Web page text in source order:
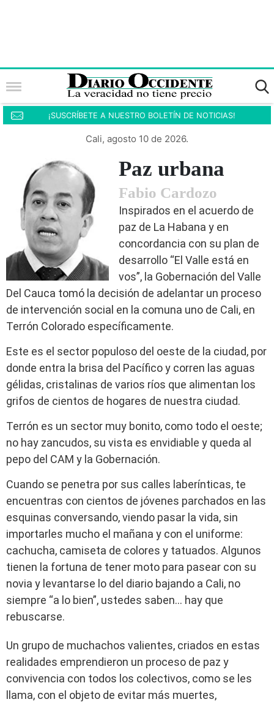
¡SUSCRÍBETE A NUESTRO BOLETÍN DE NOTICIAS!
Cali, agosto 10 de 2026.
Paz urbana
Fabio Cardozo
Inspirados en el acuerdo de
paz de La Habana y en
concordancia con su plan de
desarrollo “El Valle está en
vos”, la Gobernación del Valle
Del Cauca tomó la decisión de adelantar un proceso
de intervención social en la comuna uno de Cali, en
Terrón Colorado específicamente.
Este es el sector populoso del oeste de la ciudad, por
donde entra la brisa del Pacífico y corren las aguas
gélidas, cristalinas de varios ríos que alimentan los
grifos de cientos de hogares de nuestra ciudad.
Terrón es un sector muy bonito, como todo el oeste;
no hay zancudos, su vista es envidiable y queda al
pepo del CAM y la Gobernación.
Cuando se penetra por sus calles laberínticas, te
encuentras con cientos de jóvenes parchados en las
esquinas conversando, viendo pasar la vida, sin
importarles mucho el mañana y con el uniforme:
cachucha, camiseta de colores y tatuados. Algunos
tienen la fortuna de tener moto para pasear con su
novia y levantarse lo del diario bajando a Cali, no
siempre “a lo bien”, ustedes saben… hay que
rebuscarse.
Un grupo de muchachos valientes, criados en estas
realidades emprendieron un proceso de paz y
convivencia con todos los colectivos, como se les
llama, con el objeto de evitar más muertes,